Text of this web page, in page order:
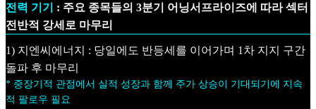
전력 기기 : 주요 종목들의 3분기 어닝서프라이즈에 따라 섹터
전반적 강세로 마무리
1) 지엔씨에너지 : 당일에도 반등세를 이어가며 1차 지지 구간
돌파 후 마무리
* 중장기적 관점에서 실적 성장과 함께 주가 상승이 기대되기에 지속
적 팔로우 필요